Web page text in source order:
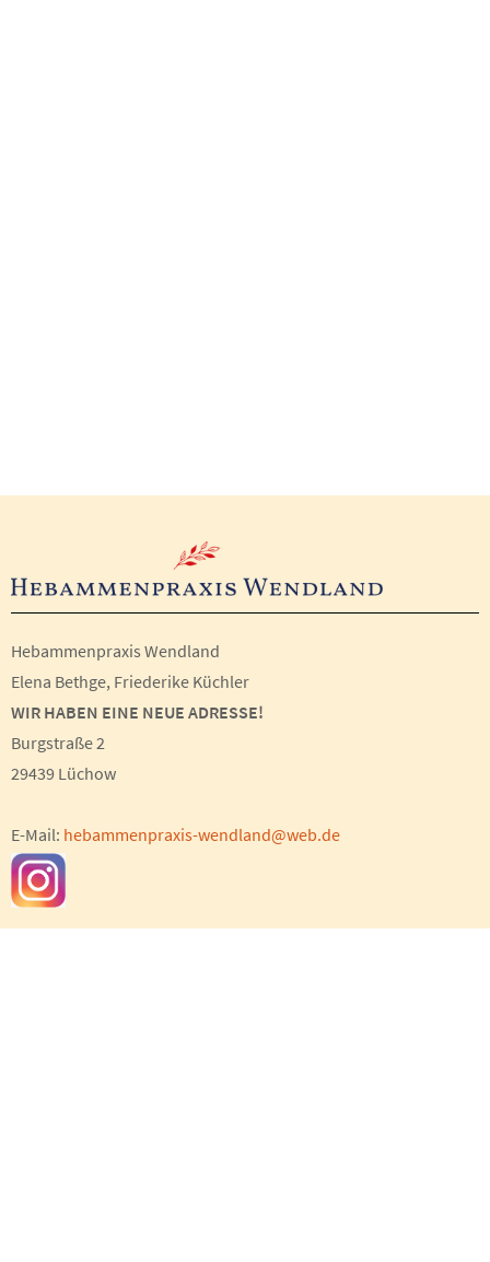
Hebammenpraxis Wendland
Elena Bethge, Friederike Küchler
WIR HABEN EINE NEUE ADRESSE!
Burgstraße 2
29439 Lüchow
E-Mail: hebammenpraxis-wendland@web.de